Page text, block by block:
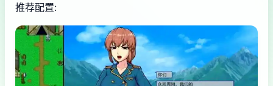
推荐配置: